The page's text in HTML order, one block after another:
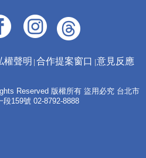
權聲明 合作提案窗口 意見反應
Reserved 版權所有 盜用必究 台北市
段159號 02-8792-8888